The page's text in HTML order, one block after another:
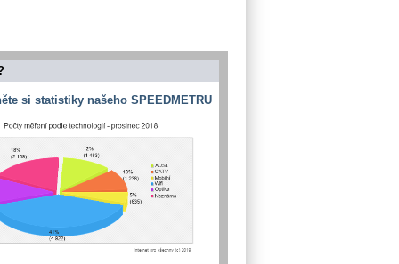
si statistiky našeho SPEEDMETRU